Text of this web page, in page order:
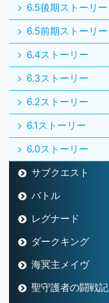
6.5後期ストーリー
6.5前期ストーリー
6.4ストーリー
6.3ストーリー
6.2ストーリー
6.1ストーリー
6.0ストーリー
サブクエスト
バトル
レグナード
ダークキング
海冥主メイヴ
聖守護者の闘戦記